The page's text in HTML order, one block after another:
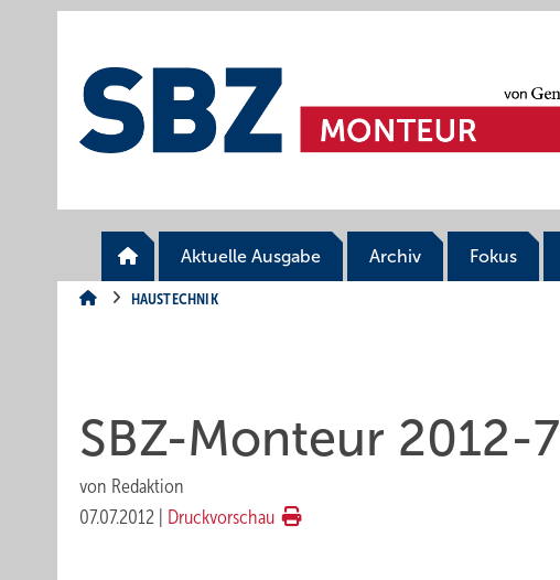
Aktuelle Ausgabe Archiv Fokus
HAUSTECHNIK
SBZ-Monteur 2012-7
von Redaktion
07.07.2012
Druckvorschau